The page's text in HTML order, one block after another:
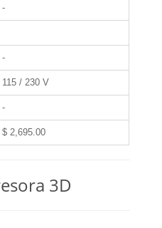
-
-
115 / 230 V
-
$ 2,695.00
3D